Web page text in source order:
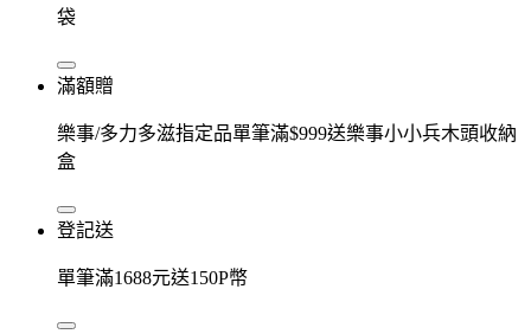
袋
滿額贈
樂事/多力多滋指定品單筆滿$999送樂事小小兵木頭收納
盒
登記送
單筆滿1688元送150P幣